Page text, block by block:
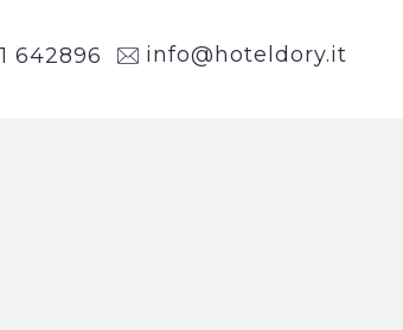
642896 info@hoteldory.it